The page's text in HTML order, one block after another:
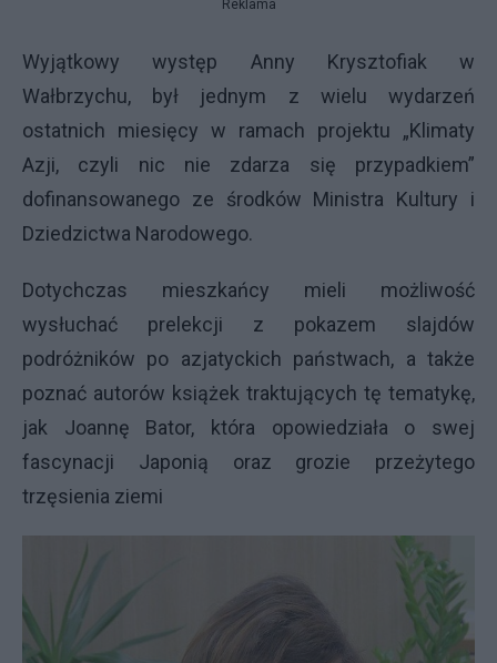
Reklama
Wyjątkowy występ Anny Krysztofiak w
Wałbrzychu, był jednym z wielu wydarzeń
ostatnich miesięcy w ramach projektu „Klimaty
Azji, czyli nic nie zdarza się przypadkiem”
dofinansowanego ze środków Ministra Kultury i
Dziedzictwa Narodowego.
Dotychczas mieszkańcy mieli możliwość
wysłuchać prelekcji z pokazem slajdów
podróżników po azjatyckich państwach, a także
poznać autorów książek traktujących tę tematykę,
jak Joannę Bator, która opowiedziała o swej
fascynacji Japonią oraz grozie przeżytego
trzęsienia ziemi